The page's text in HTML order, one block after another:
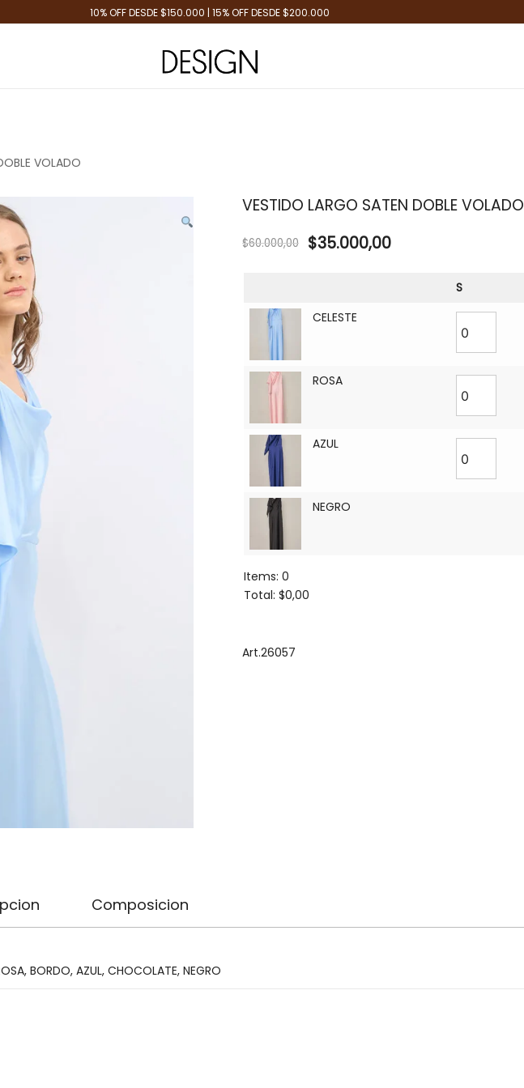
10% OFF DESDE $150.000 | 15% OFF DESDE $200.000
VOLADO
VESTIDO LARGO SATEN DOBLE VOLADO
$60.000,00 $35.000,00
S
CELESTE
ROSA
AZUL
NEGRO
Items: 0
Total: $0,00
Your
Art.26057
Composicion
, BORDO, AZUL, CHOCOLATE, NEGRO